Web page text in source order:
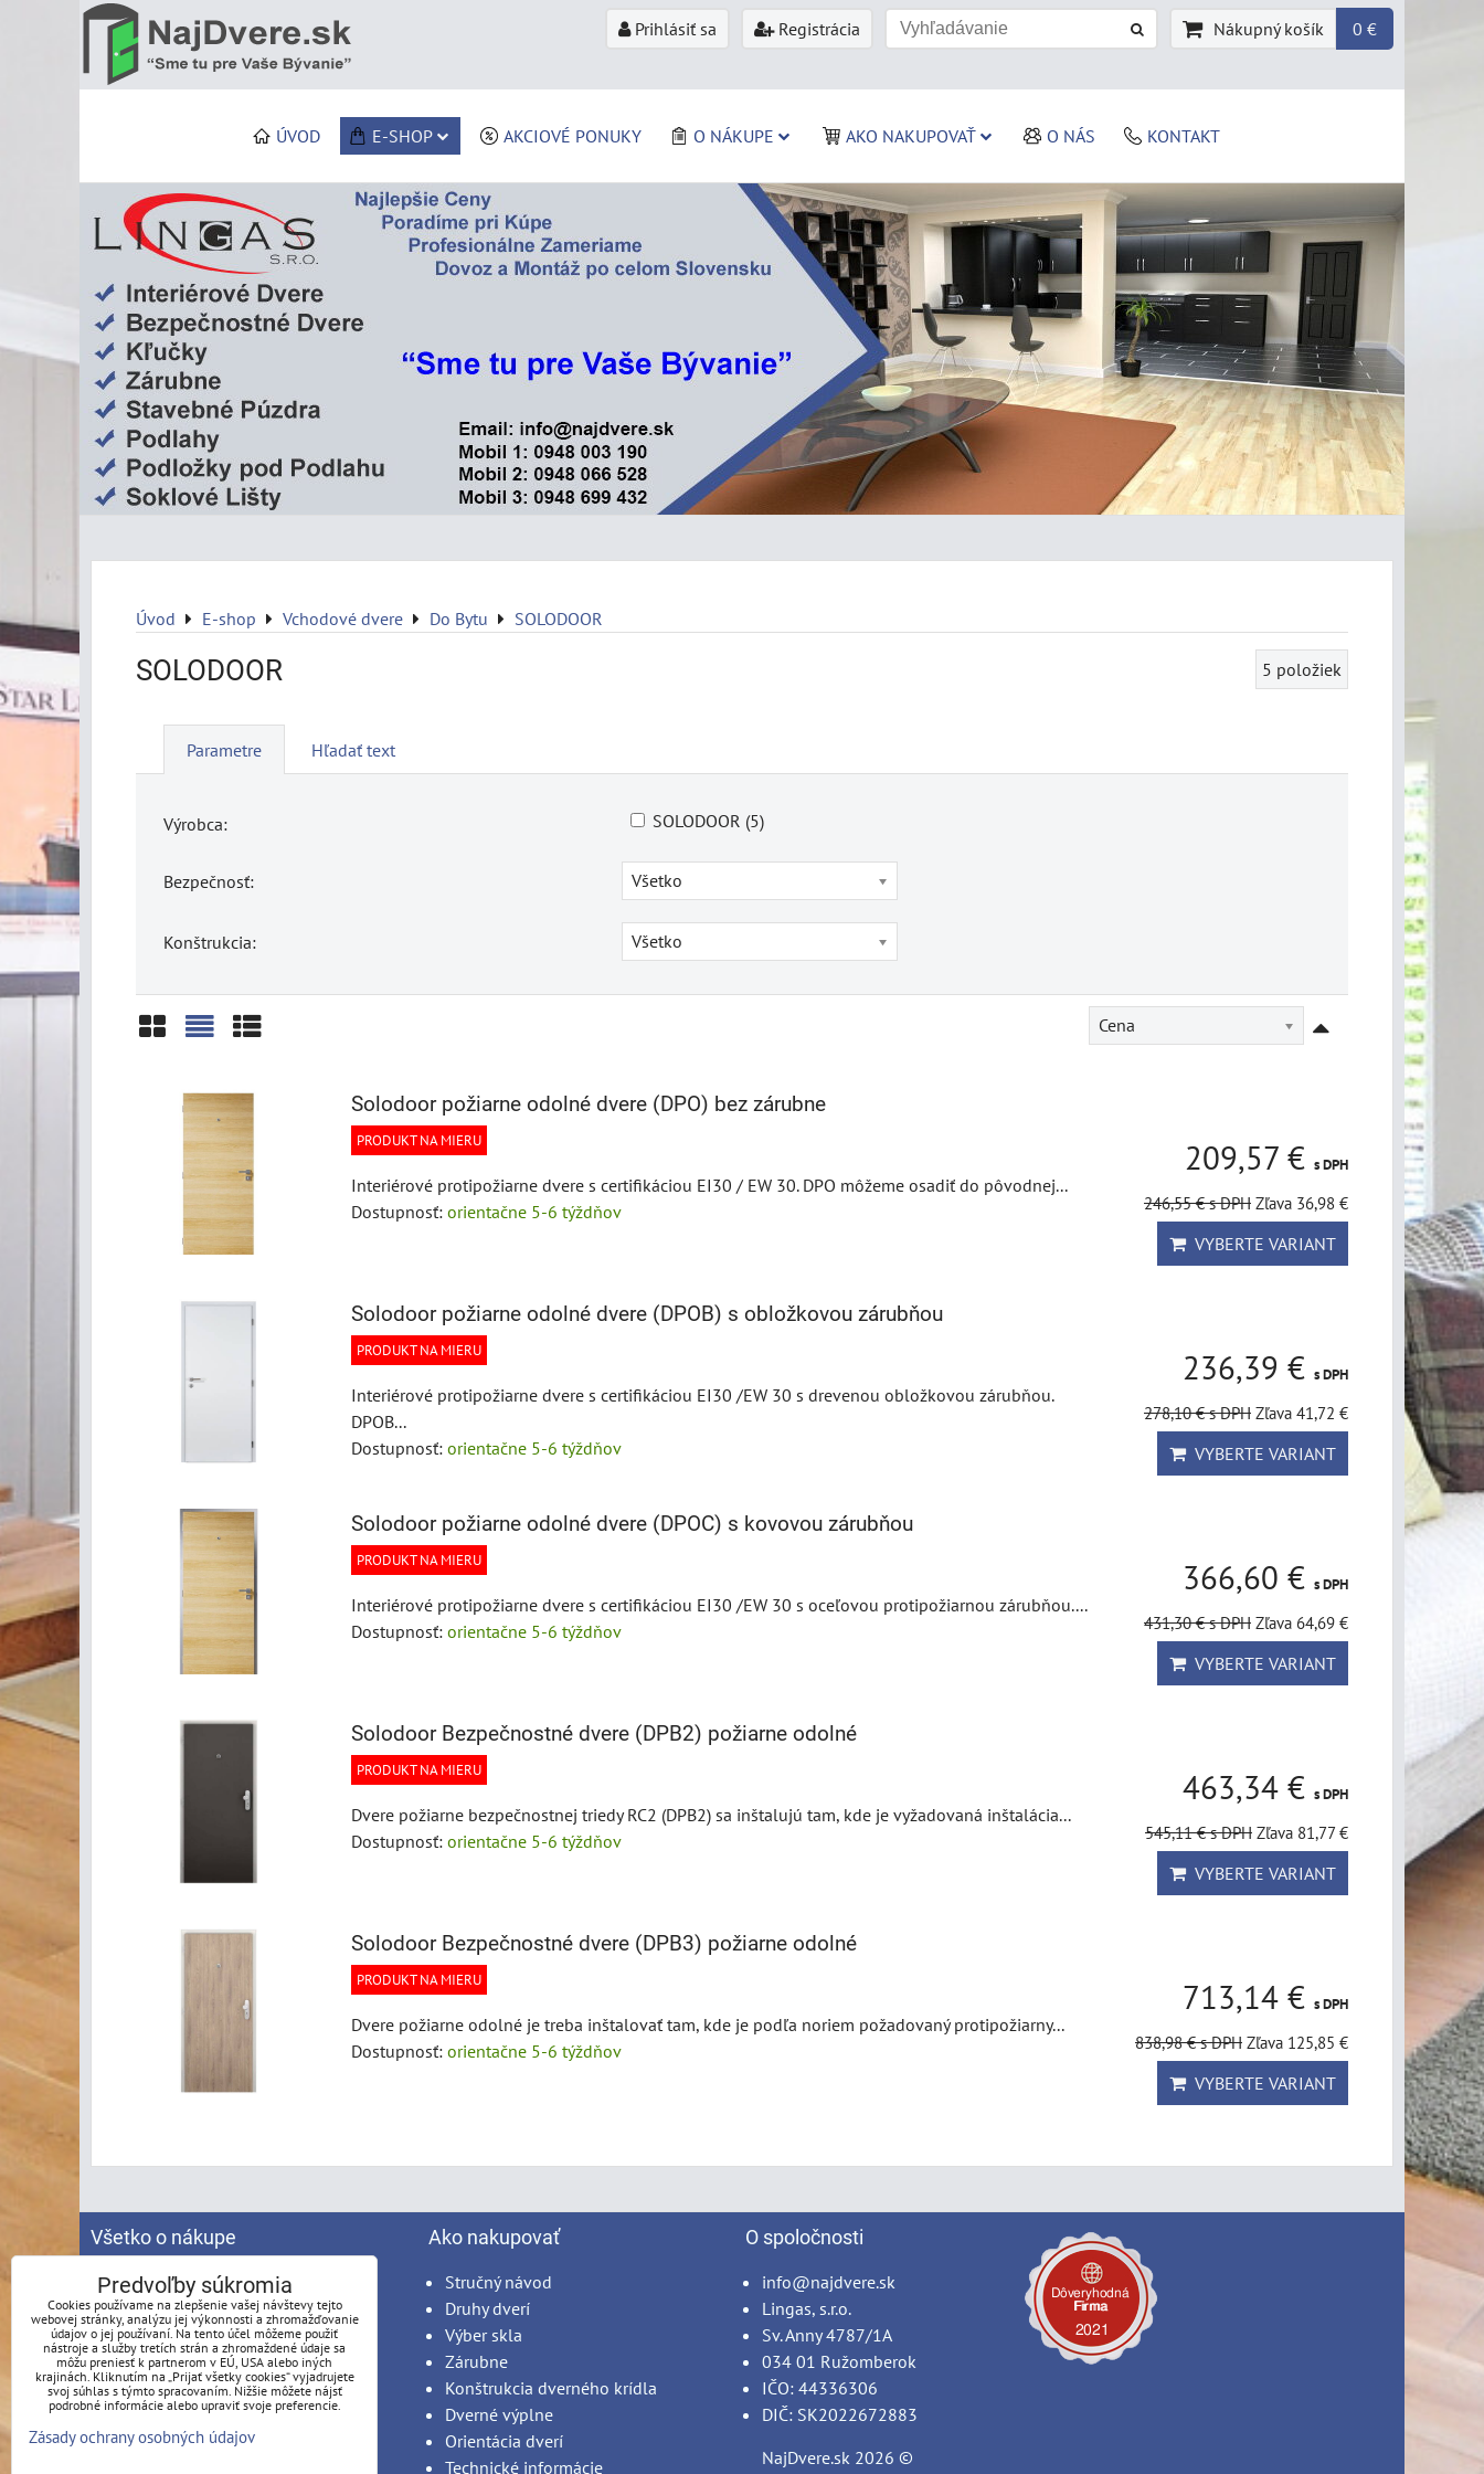
Prihlásiť sa Registrácia Nákupný košík 0 €
ÚVOD E-SHOP AKCIOVÉ PONUKY O NÁKUPE AKO NAKUPOVAŤ O NÁS KONTAKT
Úvod E-shop Vchodové dvere Do Bytu SOLODOOR
SOLODOOR 5 položiek
Parametre Hľadať text
Výrobca: SOLODOOR (5)
Bezpečnosť: Všetko
Konštrukcia: Všetko
Cena
Solodoor požiarne odolné dvere (DPO) bez zárubne
PRODUKT NA MIERU
Interiérové protipožiarne dvere s certifikáciou EI30 / EW 30. DPO môžeme osadiť do pôvodnej...
Dostupnosť: orientačne 5-6 týždňov
209,57 € s DPH
246,55 €s DPH Zľava 36,98 €
VYBERTE VARIANT
Solodoor požiarne odolné dvere (DPOB) s obložkovou zárubňou
PRODUKT NA MIERU
Interiérové protipožiarne dvere s certifikáciou EI30 /EW 30 s drevenou obložkovou zárubňou.
DPOB...
Dostupnosť: orientačne 5-6 týždňov
236,39 € s DPH
278,10 €s DPH Zľava 41,72 €
VYBERTE VARIANT
Solodoor požiarne odolné dvere (DPOC) s kovovou zárubňou
PRODUKT NA MIERU
Interiérové protipožiarne dvere s certifikáciou EI30 /EW 30 s oceľovou protipožiarnou zárubňou....
Dostupnosť: orientačne 5-6 týždňov
366,60 € s DPH
431,30 €s DPH Zľava 64,69 €
VYBERTE VARIANT
Solodoor Bezpečnostné dvere (DPB2) požiarne odolné
PRODUKT NA MIERU
Dvere požiarne bezpečnostnej triedy RC2 (DPB2) sa inštalujú tam, kde je vyžadovaná inštalácia...
Dostupnosť: orientačne 5-6 týždňov
463,34 € s DPH
545,11 €s DPH Zľava 81,77 €
VYBERTE VARIANT
Solodoor Bezpečnostné dvere (DPB3) požiarne odolné
PRODUKT NA MIERU
Dvere požiarne odolné je treba inštalovať tam, kde je podľa noriem požadovaný protipožiarny...
Dostupnosť: orientačne 5-6 týždňov
713,14 € s DPH
838,98 €s DPH Zľava 125,85 €
VYBERTE VARIANT
Všetko o nákupe
Spracovanie osobných údajov
Obchodné podmienky
Reklamačný poriadok
Možnosti platby
Možnosti dopravy
Produkty na mieru - podmienky
Montáž
Ako nakupovať
Stručný návod
Druhy dverí
Výber skla
Zárubne
Konštrukcia dverného krídla
Dverné výplne
Orientácia dverí
Technické informácie
O spoločnosti
info@najdvere.sk
Lingas, s.r.o.
Sv. Anny 4787/1A
034 01 Ružomberok
IČO: 44336306
DIČ: SK2022672883
NajDvere.sk 2026 ©
Predvoľby súkromia
Cookies používame na zlepšenie vašej návštevy tejto
webovej stránky, analýzu jej výkonnosti a zhromažďovanie
údajov o jej používaní. Na tento účel môžeme použiť
nástroje a služby tretích strán a zhromaždené údaje sa
môžu preniesť k partnerom v EÚ, USA alebo iných
krajinách. Kliknutím na „Prijať všetky cookies“ vyjadrujete
svoj súhlas s týmto spracovaním. Nižšie môžete nájsť
podrobné informácie alebo upraviť svoje preferencie.
Zásady ochrany osobných údajov